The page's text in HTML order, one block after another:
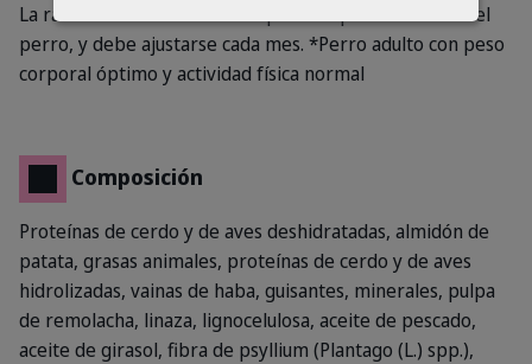
La ración diaria se basa en el peso corporal ACTUAL del
perro, y debe ajustarse cada mes. *Perro adulto con peso
corporal óptimo y actividad física normal
Composición
Proteínas de cerdo y de aves deshidratadas, almidón de
patata, grasas animales, proteínas de cerdo y de aves
hidrolizadas, vainas de haba, guisantes, minerales, pulpa
de remolacha, linaza, lignocelulosa, aceite de pescado,
aceite de girasol, fibra de psyllium (Plantago (L.) spp.),